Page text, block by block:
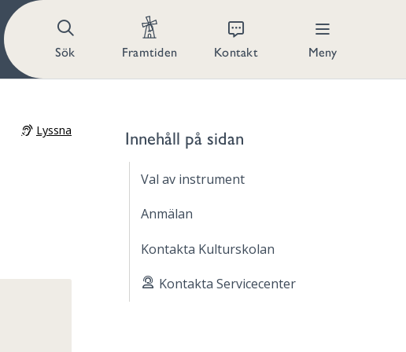
Sök Framtiden Kontakt Meny
Lyssna Innehåll på sidan
Val av instrument
Anmälan
Kontakta Kulturskolan
Kontakta Servicecenter